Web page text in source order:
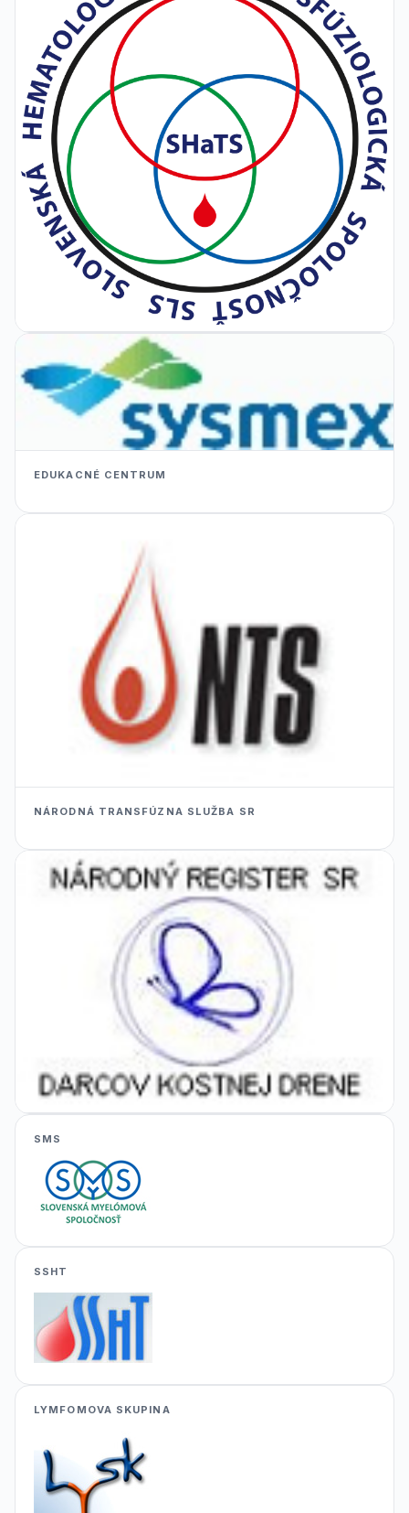
EDUKACNÉ CENTRUM
NÁRODNÁ TRANSFÚZNA SLUŽBA SR
SMS
SSHT
LYMFOMOVA SKUPINA